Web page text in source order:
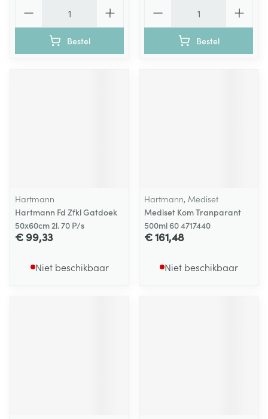
Bestel Bestel
Hartmann
Hartmann Fd Zfkl Gatdoek
50x60cm 2l. 70 P/s
€ 99,33
Niet beschikbaar
Hartmann, Mediset
Mediset Kom Tranparant
500ml 60 4717440
€ 161,48
Niet beschikbaar